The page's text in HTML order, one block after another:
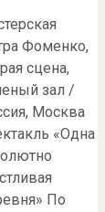
Фоменко,
сцена,
зал /
Москва
«Одна
По